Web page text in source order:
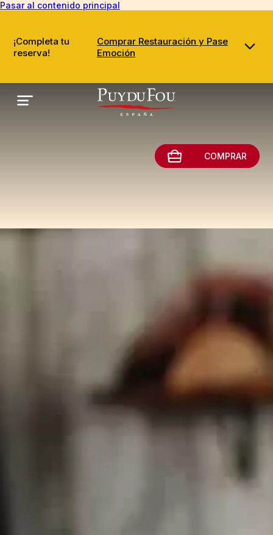
Pasar al contenido principal
¡Completa tu
reserva!
Comprar Restauración y Pase
Emoción
COMPRAR